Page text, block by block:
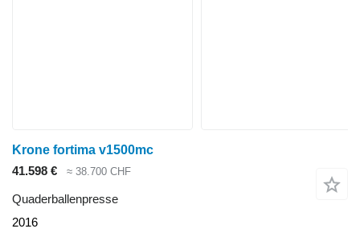
Krone fortima v1500mc
41.598 €
≈ 38.700 CHF
Quaderballenpresse
2016